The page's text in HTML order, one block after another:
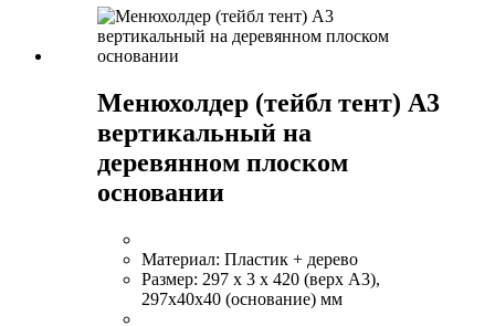
Менюхолдер (тейбл тент) А3
вертикальный на
деревянном плоском
основании
Материал: Пластик + дерево
Размер: 297 x 3 x 420 (верх А3),
297х40х40 (основание) мм